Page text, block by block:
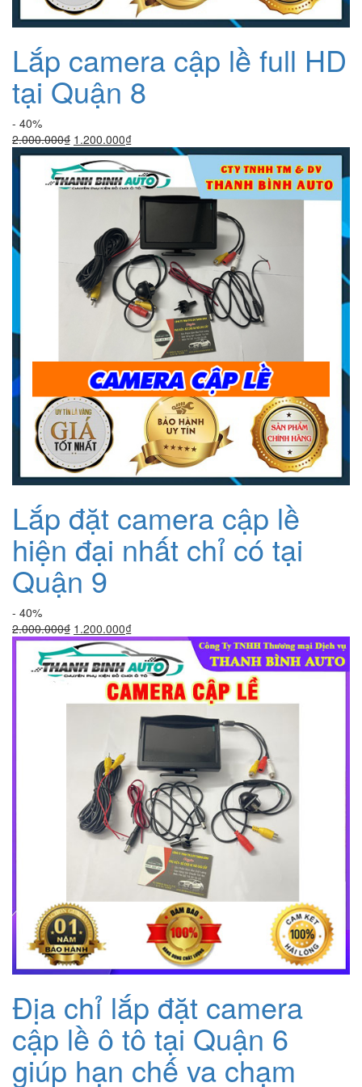
Lắp camera cập lề full HD
tại Quận 8
- 40%
2.000.000₫ Giá
gốc
là:
2.000.000₫.
1.200.000₫Giá
hiện
tại
là:
1.200.000₫.
Lắp đặt camera cập lề
hiện đại nhất chỉ có tại
Quận 9
- 40%
2.000.000₫ Giá
gốc
là:
2.000.000₫.
1.200.000₫Giá
hiện
tại
là:
1.200.000₫.
Địa chỉ lắp đặt camera
cập lề ô tô tại Quận 6
giúp hạn chế va chạm